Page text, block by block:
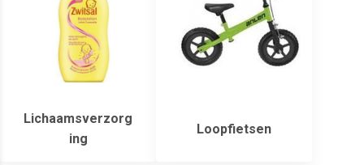
Lichaamsverzorg
ing
Loopfietsen